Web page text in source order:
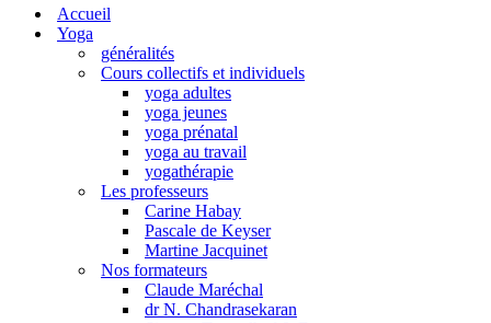
navigationAccueil
Yoga
généralités
Cours collectifs et individuels
yoga adultes
yoga jeunes
yoga prénatal
yoga au travail
yogathérapie
Les professeurs
Carine Habay
Pascale de Keyser
Martine Jacquinet
Nos formateurs
Claude Maréchal
dr N. Chandrasekaran